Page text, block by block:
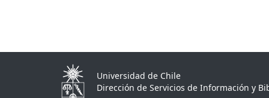
Universidad de Chile
Dirección de Servicios de Información y